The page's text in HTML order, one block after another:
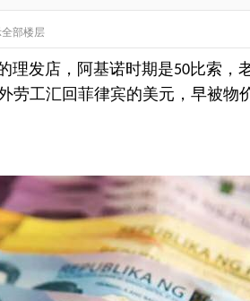
部楼层
理发店，阿基诺时期是50比索，
劳工汇回菲律宾的美元，早被物